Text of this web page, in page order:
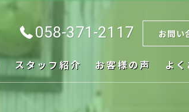
058-371-2117 お問い
スタッフ紹介 お客様の声 よ